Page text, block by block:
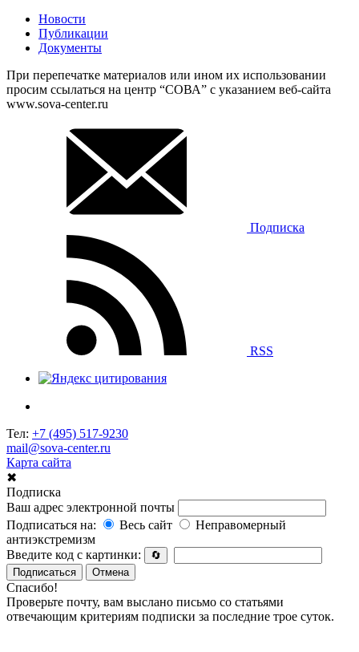
Новости
Публикации
Документы
При перепечатке материалов или ином их использовании
просим ссылаться на центр “СОВА” с указанием веб-сайта
www.sova-center.ru
Подписка
RSS
Тел: +7 (495) 517-9230
mail@sova-center.ru
Карта сайта
✖
Подписка
Ваш адрес электронной почты
Подписаться на:
Весь сайт
Неправомерный
антиэкстремизм
Введите код с картинки:
🔄
Подписаться
Отмена
Спасибо!
Проверьте почту, вам выслано письмо со статьями
отвечающим критериям подписки за последние трое суток.